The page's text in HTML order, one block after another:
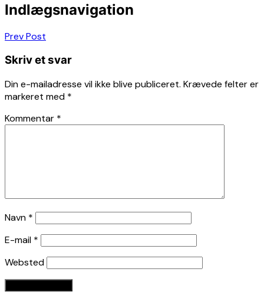
Indlægsnavigation
Prev Post
Skriv et svar
Din e-mailadresse vil ikke blive publiceret. Krævede felter er
markeret med *
Kommentar *
Navn *
E-mail *
Websted